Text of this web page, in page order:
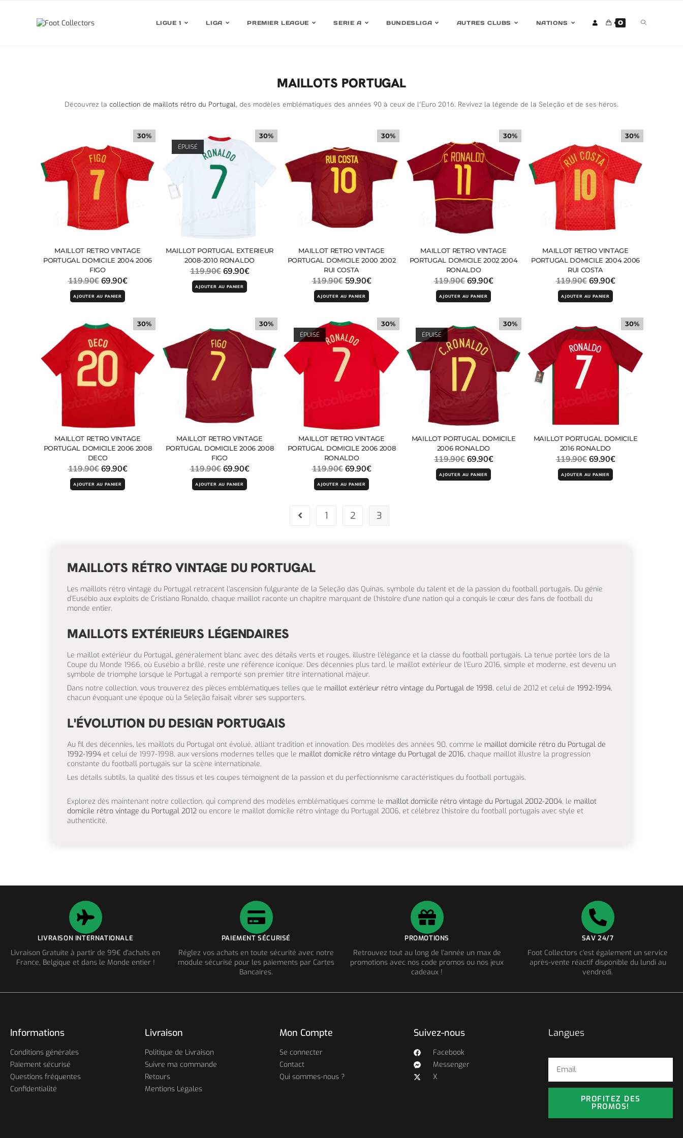
LIGUE 1 LIGA PREMIER LEAGUE SERIE A BUNDESLIGA AUTRES CLUBS NATIONS 0
MAILLOTS PORTUGAL
Découvrez la collection de maillots rétro du Portugal, des modèles emblématiques des années 90 à ceux de l’Euro 2016. Revivez la légende de la Seleção et de ses héros.
30%
MAILLOT RETRO VINTAGE
PORTUGAL DOMICILE 2004 2006
FIGO
119.90€ 69.90€
AJOUTER AU PANIER
30%
ÉPUISÉ
MAILLOT PORTUGAL EXTERIEUR
2008-2010 RONALDO
119.90€ 69.90€
AJOUTER AU PANIER
30%
MAILLOT RETRO VINTAGE
PORTUGAL DOMICILE 2000 2002
RUI COSTA
119.90€ 59.90€
AJOUTER AU PANIER
30%
MAILLOT RETRO VINTAGE
PORTUGAL DOMICILE 2002 2004
RONALDO
119.90€ 69.90€
AJOUTER AU PANIER
30%
MAILLOT RETRO VINTAGE
PORTUGAL DOMICILE 2004 2006
RUI COSTA
119.90€ 69.90€
AJOUTER AU PANIER
30%
MAILLOT RETRO VINTAGE
PORTUGAL DOMICILE 2006 2008
DECO
119.90€ 69.90€
AJOUTER AU PANIER
30%
MAILLOT RETRO VINTAGE
PORTUGAL DOMICILE 2006 2008
FIGO
119.90€ 69.90€
AJOUTER AU PANIER
30%
ÉPUISÉ
MAILLOT RETRO VINTAGE
PORTUGAL DOMICILE 2006 2008
RONALDO
119.90€ 69.90€
AJOUTER AU PANIER
30%
ÉPUISÉ
MAILLOT PORTUGAL DOMICILE
2006 RONALDO
119.90€ 69.90€
AJOUTER AU PANIER
30%
MAILLOT PORTUGAL DOMICILE
2016 RONALDO
119.90€ 69.90€
AJOUTER AU PANIER
1 2 3
MAILLOTS RÉTRO VINTAGE DU PORTUGAL
Les maillots rétro vintage du Portugal retracent l’ascension fulgurante de la Seleção das Quinas, symbole du talent et de la passion du football portugais. Du génie
d’Eusébio aux exploits de Cristiano Ronaldo, chaque maillot raconte un chapitre marquant de l’histoire d’une nation qui a conquis le cœur des fans de football du
monde entier.
MAILLOTS EXTÉRIEURS LÉGENDAIRES
Le maillot extérieur du Portugal, généralement blanc avec des détails verts et rouges, illustre l’élégance et la classe du football portugais. La tenue portée lors de la
Coupe du Monde 1966, où Eusébio a brillé, reste une référence iconique. Des décennies plus tard, le maillot extérieur de l’Euro 2016, simple et moderne, est devenu un
symbole de triomphe lorsque le Portugal a remporté son premier titre international majeur.
Dans notre collection, vous trouverez des pièces emblématiques telles que le maillot extérieur rétro vintage du Portugal de 1998, celui de 2012 et celui de 1992-1994,
chacun évoquant une époque où la Seleção faisait vibrer ses supporters.
L'ÉVOLUTION DU DESIGN PORTUGAIS
Au fil des décennies, les maillots du Portugal ont évolué, alliant tradition et innovation. Des modèles des années 90, comme le maillot domicile rétro du Portugal de
1992-1994 et celui de 1997-1998, aux versions modernes telles que le maillot domicile rétro vintage du Portugal de 2016, chaque maillot illustre la progression
constante du football portugais sur la scène internationale.
Les détails subtils, la qualité des tissus et les coupes témoignent de la passion et du perfectionnisme caractéristiques du football portugais.
Explorez dès maintenant notre collection, qui comprend des modèles emblématiques comme le maillot domicile rétro vintage du Portugal 2002-2004, le maillot
domicile rétro vintage du Portugal 2012 ou encore le maillot domicile rétro vintage du Portugal 2006, et célébrez l’histoire du football portugais avec style et
authenticité.
LIVRAISON INTERNATIONALE
Livraison Gratuite à partir de 99€ d'achats en
France, Belgique et dans le Monde entier !
PAIEMENT SÉCURISÉ
Réglez vos achats en toute sécurité avec notre
module sécurisé pour les paiements par Cartes
Bancaires.
PROMOTIONS
Retrouvez tout au long de l'année un max de
promotions avec nos code promos ou nos jeux
cadeaux !
SAV 24/7
Foot Collectors c'est également un service
après-vente réactif disponible du lundi au
vendredi.
Informations
Conditions générales
Paiement sécurisé
Questions fréquentes
Confidentialité
Livraison
Politique de Livraison
Suivre ma commande
Retours
Mentions Légales
Mon Compte
Se connecter
Contact
Qui sommes-nous ?
Suivez-nous
Facebook
Messenger
X
Langues
PROFITEZ DES
PROMOS!